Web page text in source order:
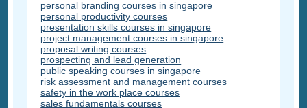
personal branding courses in singapore
personal productivity courses
presentation skills courses in singapore
project management courses in singapore
proposal writing courses
prospecting and lead generation
public speaking courses in singapore
risk assessment and management courses
safety in the work place courses
sales fundamentals courses